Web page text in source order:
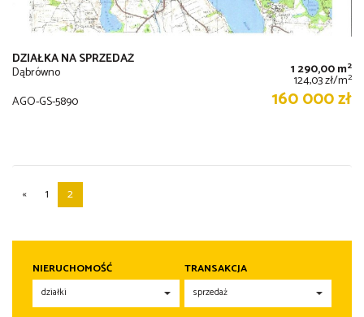
DZIAŁKA NA SPRZEDAŻ
Dąbrówno 1 290,00 m2
124,03 zł/m2
AGO-GS-5890 160 000 zł
« 1 2
NIERUCHOMOŚĆ TRANSAKCJA